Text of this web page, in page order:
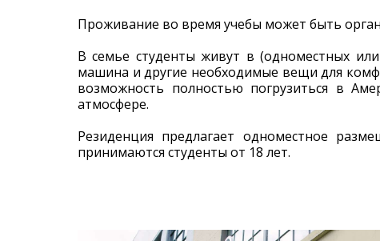
Проживание во время учебы может быть
В семье студенты живут в (одноместных
машина и другие необходимые вещи для
возможность полностью погрузиться в
атмосфере.
Резиденция предлагает одноместное
принимаются студенты от 18 лет.